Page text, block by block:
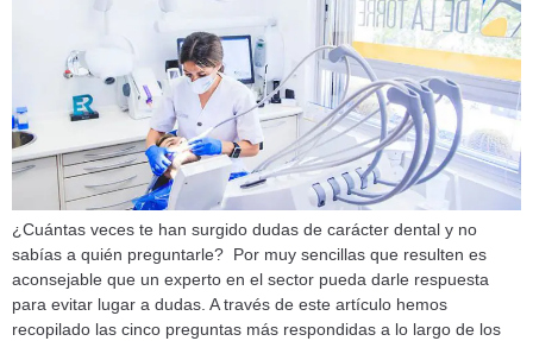
¿Cuántas veces te han surgido dudas de carácter dental y no
sabías a quién preguntarle? Por muy sencillas que resulten es
aconsejable que un experto en el sector pueda darle respuesta
para evitar lugar a dudas. A través de este artículo hemos
recopilado las cinco preguntas más respondidas a lo largo de los